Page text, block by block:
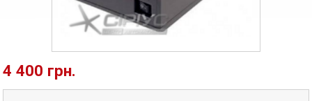
4 400 грн.